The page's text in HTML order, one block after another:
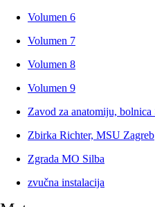
Volumen 6
Volumen 7
Volumen 8
Volumen 9
Zavod za anatomiju, bolnica
Zbirka Richter, MSU Zagreb
Zgrada MO Silba
zvučna instalacija